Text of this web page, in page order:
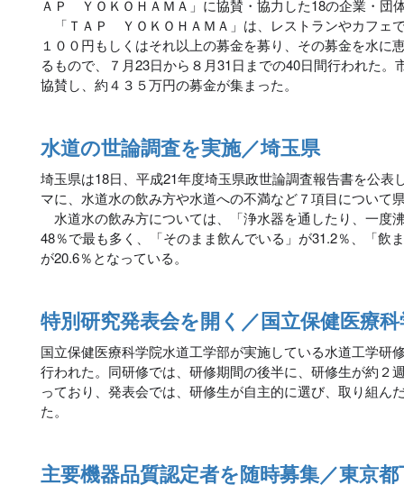
ＡＰ ＹＯＫＯＨＡＭＡ」に協賛・協力した18の企業・団
「ＴＡＰ ＹＯＫＯＨＡＭＡ」は、レストランやカフェ
１００円もしくはそれ以上の募金を募り、その募金を水に
るもので、７月23日から８月31日までの40日間行われた
協賛し、約４３５万円の募金が集まった。
水道の世論調査を実施／埼玉県
埼玉県は18日、平成21年度埼玉県政世論調査報告書を公表
マに、水道水の飲み方や水道への不満など７項目について
水道水の飲み方については、「浄水器を通したり、一度
48％で最も多く、「そのまま飲んでいる」が31.2％、「飲
が20.6％となっている。
特別研究発表会を開く／国立保健医療
国立保健医療科学院水道工学部が実施している水道工学研
行われた。同研修では、研修期間の後半に、研修生が約２
っており、発表会では、研修生が自主的に選び、取り組ん
た。
主要機器品質認定者を随時募集／東京